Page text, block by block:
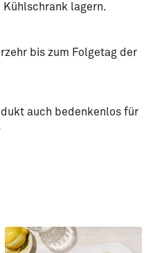
Kühlschrank lagern.
bis zum Folgetag der
auch bedenkenlos für